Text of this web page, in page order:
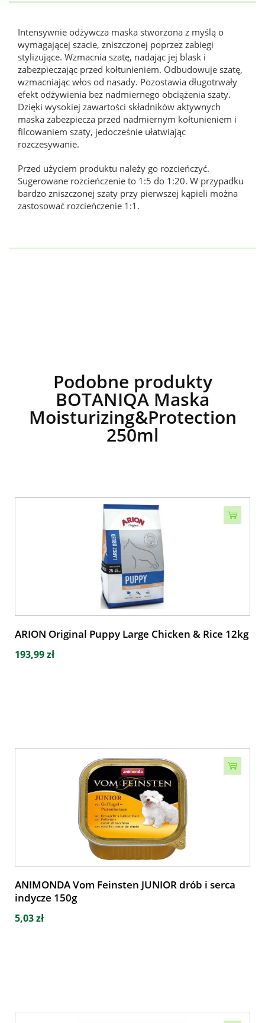
Intensywnie odżywcza maska stworzona z myślą o
wymagającej szacie, zniszczonej poprzez zabiegi
stylizujące. Wzmacnia szatę, nadając jej blask i
zabezpieczając przed kołtunieniem. Odbudowuje szatę,
wzmacniając włos od nasady. Pozostawia długotrwały
efekt odżywienia bez nadmiernego obciążenia szaty.
Dzięki wysokiej zawartości składników aktywnych
maska zabezpiecza przed nadmiernym kołtunieniem i
filcowaniem szaty, jedocześnie ułatwiając
rozczesywanie.
Przed użyciem produktu należy go rozcieńczyć.
Sugerowane rozcieńczenie to 1:5 do 1:20. W przypadku
bardzo zniszczonej szaty przy pierwszej kąpieli można
zastosować rozcieńczenie 1:1.
Podobne produkty
BOTANIQA Maska
Moisturizing&Protection
250ml
ARION Original Puppy Large Chicken & Rice 12kg
193,99 zł
ANIMONDA Vom Feinsten JUNIOR drób i serca
indycze 150g
5,03 zł